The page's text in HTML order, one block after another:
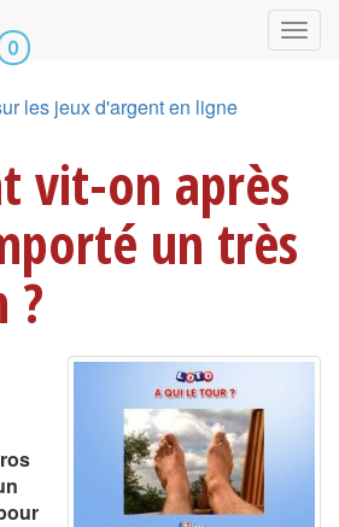
les jeux d'argent en ligne
vit-on après
un très
?